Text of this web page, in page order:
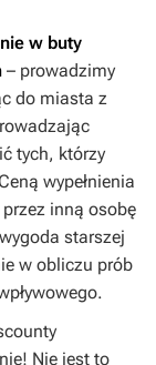
w buty
– prowadzimy
do miasta z
tych, którzy
wypełnienia
inną osobę
starszej
w obliczu prób
Nie jest to